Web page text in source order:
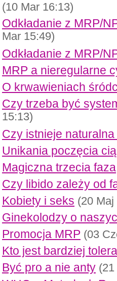
(10 Mar 16:13)
Odkładanie z MRP/
Mar 15:49)
Odkładanie z MRP/
MRP a nieregularne
O krwawieniach
Czy trzeba być
15:13)
Czy istnieje
Unikania poczęcia
Magiczna trzecia faza
Czy libido zależy od
Kobiety i seks (20 Maj
Ginekolodzy o
Promocja MRP (03
Kto jest bardziej
Być pro a nie anty